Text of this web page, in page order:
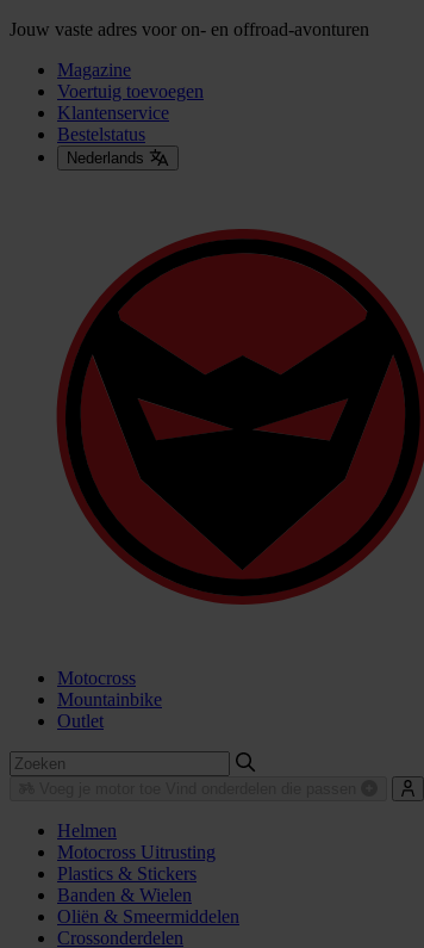
Jouw vaste adres voor on- en offroad-avonturen
Magazine
Voertuig toevoegen
Klantenservice
Bestelstatus
Nederlands
Motocross
Mountainbike
Outlet
Helmen
Motocross Uitrusting
Plastics & Stickers
Banden & Wielen
Oliën & Smeermiddelen
Crossonderdelen